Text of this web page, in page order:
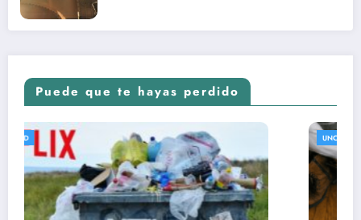
Puede que te hayas perdido
UNCATEGORIZED